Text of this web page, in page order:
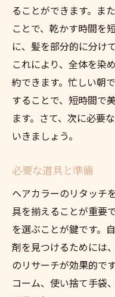
出先でもでき
美しい髪を保つ
ツ
カラーリン
保湿と栄養補
ヘアカラー
定期的なヘ
ヘアカラーと
手軽で効果的な
効果的なカ
リタッチを
ヘアカラー
美しいカラ
時短リタッ
ることができます。ま
ことで、乾かす時間を
に、髪を部分的に分け
これにより、全体を染
約できます。忙しい朝
することで、短時間で
ます。さて、次に必要
いきましょう。
必要な道具と準備
ヘアカラーのリタッチ
具を揃えることが重要
を選ぶことが鍵です。
剤を見つけるためには
のリサーチが効果的で
コーム、使い捨て手袋